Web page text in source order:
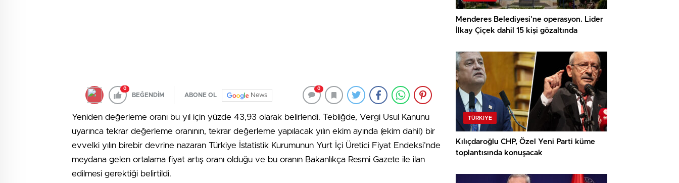
0
BEĞENDİM ABONE OL News
0
Yeniden değerleme oranı bu yıl için yüzde 43,93 olarak belirlendi. Tebliğde, Vergi Usul Kanunu
uyarınca tekrar değerleme oranının, tekrar değerleme yapılacak yılın ekim ayında (ekim dahil) bir
evvelki yılın birebir devrine nazaran Türkiye İstatistik Kurumunun Yurt İçi Üretici Fiyat Endeksi’nde
meydana gelen ortalama fiyat artış oranı olduğu ve bu oranın Bakanlıkça Resmi Gazete ile ilan
edilmesi gerektiği belirtildi.
Menderes Belediyesi’ne operasyon. Lider
İlkay Çiçek dahil 15 kişi gözaltında
TÜRKIYE
Kılıçdaroğlu CHP, Özel Yeni Parti küme
toplantısında konuşacak